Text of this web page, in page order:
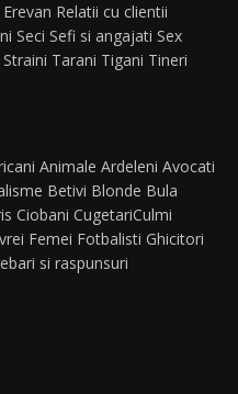
Relatii cu clientii
Seci Sefi si angajati Sex
Straini Tarani Tigani Tineri
Animale Ardeleni Avocati
Betivi Blonde Bula
Ciobani CugetariCulmi
Femei Fotbalisti Ghicitori
si raspunsuri